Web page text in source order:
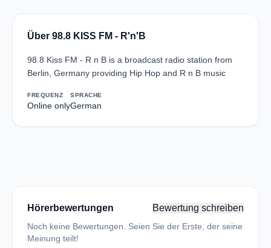
Über 98.8 KISS FM - R'n'B
98.8 Kiss FM - R n B is a broadcast radio station from
Berlin, Germany providing Hip Hop and R n B music
FREQUENZ
Online only
SPRACHE
German
Hörerbewertungen Bewertung schreiben
Noch keine Bewertungen. Seien Sie der Erste, der seine
Meinung teilt!